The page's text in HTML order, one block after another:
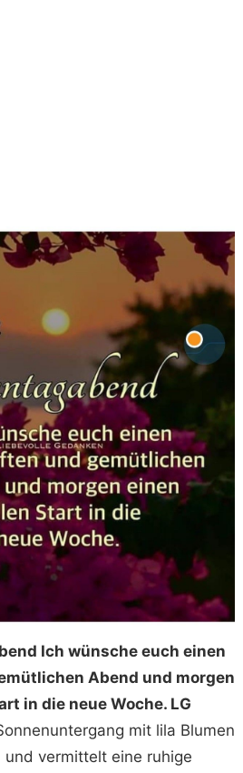
Ich wünsche euch einen
Abend und morgen
in die neue Woche. LG
mit lila Blumen
und vermittelt eine ruhige